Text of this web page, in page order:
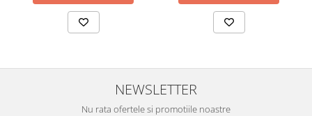
NEWSLETTER
Nu rata ofertele si promotiile noastre